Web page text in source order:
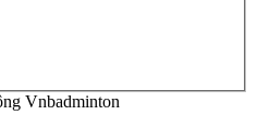
Vnbadminton